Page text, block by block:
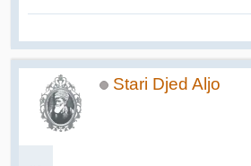
Stari Djed Aljo